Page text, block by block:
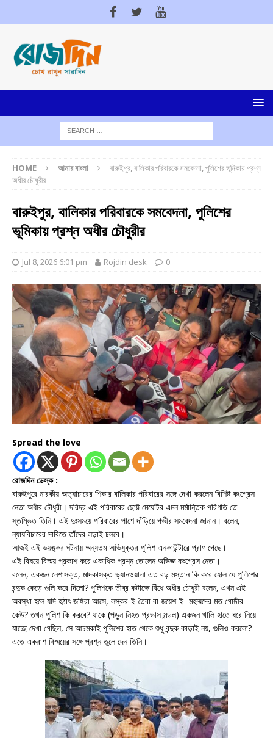
HOME আমার বাংলা
বারুইপুর, বালিকার পরিবারকে সমবেদনা, পুলিশের ভূমিকায় প্রশ্ন
অধীর চৌধুরীর
বারুইপুর, বালিকার পরিবারকে সমবেদনা, পুলিশের
ভূমিকায় প্রশ্ন অধীর চৌধুরীর
Jul 8, 2026 6:01 pm Rojdin desk 0
Spread the love
রোজদিন ডেস্ক :
বারুইপুরে নারকীয় অত্যাচারের শিকার বালিকার পরিবারের সঙ্গে দেখা করলেন বিশিষ্ট কংগ্রেস
নেতা অধীর চৌধুরী। দরিদ্র এই পরিবারের ছোট্ট মেয়েটির এমন মর্মান্তিক পরিণতি তে
স্তম্ভিত তিনি। এই দুঃসময়ে পরিবারের পাশে দাঁড়িয়ে গভীর সমবেদনা জানান। বলেন,
ন্যায়বিচারের দাবিতে তাঁদের লড়াই চলবে।
আজই এই ভয়ঙ্কর ঘটনায় অন্যতম অভিযুক্তর পুলিশ এনকাউন্টারে প্রাণ গেছে।
এই বিষয়ে বিস্ময় প্রকাশ করে একাধিক প্রশ্ন তোলেন অভিজ্ঞ কংগ্রেস নেতা।
বলেন, একজন নেশাসক্ত, মাদকাসক্ত ভ্যানওয়ালা এত বড় মস্তান কি করে হোল যে পুলিশের
বন্দুক কেড়ে গুলি করে দিলো? পুলিশকে তীব্র কটাক্ষে বিঁধে অধীর চৌধুরী বলেন, এখন এই
অবস্থা হলে যদি হঠাৎ জঙ্গিরা আসে, লস্কর-ই-তৈবা বা জয়েশ-ই- মহম্মদের মত গোষ্ঠীর
কেউ? তখন পুলিশ কি করবে? যাকে (পড়ুন নিহত প্রভাস মন্ডল) একজন খালি হাতে ধরে নিয়ে
যাচ্ছে দেখা গেছিল, সে আচমকাই পুলিশের হাত থেকে শুধু বন্দুক কাড়াই নয়, গুলিও করলো?
এতে একরাশ বিস্ময়ের সঙ্গে প্রশ্ন তুলে দেন তিনি।